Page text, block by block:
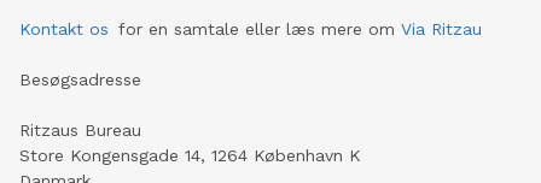
Kontakt os for en samtale eller læs mere om Via Ritzau
Besøgsadresse
Ritzaus Bureau
Store Kongensgade 14, 1264 København K